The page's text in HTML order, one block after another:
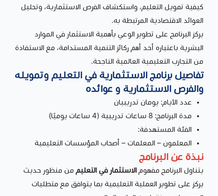
كيفية تمويل التعليم، واستكشاف الفرص الاستثمارية، وتحليل
العوائد الاقتصادية المرتبطة به.
يركز البرنامج على تطوير الوعي بأهمية الاستثمار في الموارد
البشرية باعتباره أحد أهم ركائز التنمية المستدامة، مع الاستفادة
من التجارب التعليمية العالمية الناجحة.
تفاصيل برنامج الاستثمارية في التعليم وتمويله
والفرص الاستثمارية و عوائده
عدد الأيام: يومان تدريبيان
مدة البرنامج: 8 ساعات تدريبية (4 ساعات يوميًا)
الفئة المستهدفة:
المعلمون – المعلمات – أصحاب المؤسسات التعليمية
نبذة عن البرنامج
يتناول البرنامج مفهوم الاستثمار في التعليم من منظور حديث
يركز على تطوير العملية التعليمية بما يتوافق مع متطلبات